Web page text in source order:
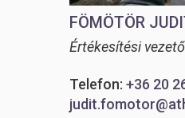
FÖMÖTÖR
Értékesítési vezető
Telefon: +36 20